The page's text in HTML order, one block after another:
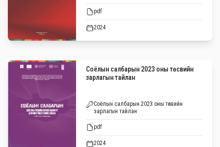
pdf
2024
Соёлын салбарын 2023 оны төсвийн
зарлагын тайлан
Соёлын салбарын 2023 оны төсвийн
зарлагын тайлан
pdf
2024